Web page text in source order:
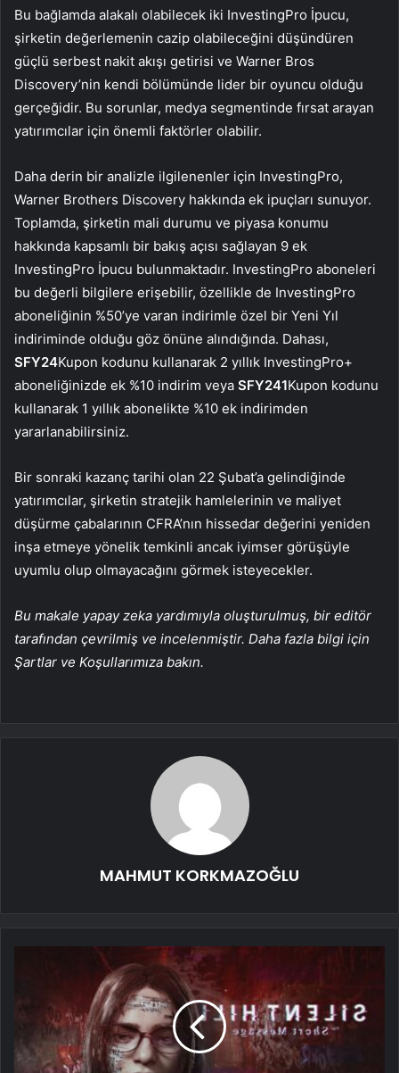
Bu bağlamda alakalı olabilecek iki InvestingPro İpucu,
şirketin değerlemenin cazip olabileceğini düşündüren
güçlü serbest nakit akışı getirisi ve Warner Bros
Discovery’nin kendi bölümünde lider bir oyuncu olduğu
gerçeğidir. Bu sorunlar, medya segmentinde fırsat arayan
yatırımcılar için önemli faktörler olabilir.
Daha derin bir analizle ilgilenenler için InvestingPro,
Warner Brothers Discovery hakkında ek ipuçları sunuyor.
Toplamda, şirketin mali durumu ve piyasa konumu
hakkında kapsamlı bir bakış açısı sağlayan 9 ek
InvestingPro İpucu bulunmaktadır. InvestingPro aboneleri
bu değerli bilgilere erişebilir, özellikle de InvestingPro
aboneliğinin %50’ye varan indirimle özel bir Yeni Yıl
indiriminde olduğu göz önüne alındığında. Dahası,
SFY24Kupon kodunu kullanarak 2 yıllık InvestingPro+
aboneliğinizde ek %10 indirim veya SFY241Kupon kodunu
kullanarak 1 yıllık abonelikte %10 ek indirimden
yararlanabilirsiniz.
Bir sonraki kazanç tarihi olan 22 Şubat’a gelindiğinde
yatırımcılar, şirketin stratejik hamlelerinin ve maliyet
düşürme çabalarının CFRA’nın hissedar değerini yeniden
inşa etmeye yönelik temkinli ancak iyimser görüşüyle ​​
uyumlu olup olmayacağını görmek isteyecekler.
Bu makale yapay zeka yardımıyla oluşturulmuş, bir editör
tarafından çevrilmiş ve incelenmiştir. Daha fazla bilgi için
Şartlar ve Koşullarımıza bakın.
MAHMUT KORKMAZOĞLU